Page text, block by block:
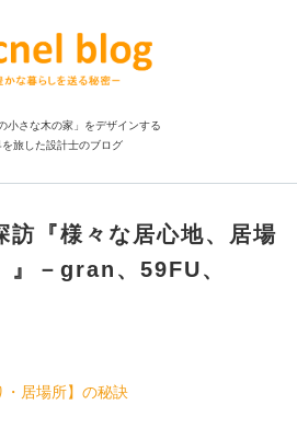
小さな木の家」をデザインする
を旅した設計士のブログ
訪『様々な居心地、居場
』－gran、59FU、
・居場所】の秘訣